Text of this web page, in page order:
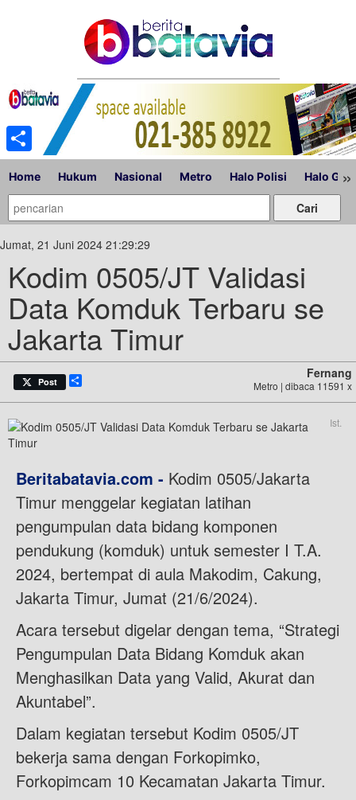
Home Hukum Nasional Metro Halo Polisi Halo »
Jumat, 21 Juni 2024 21:29:29
Kodim 0505/JT Validasi
Data Komduk Terbaru se
Jakarta Timur
Post
Fernang
Metro | dibaca 11591 x
Ist.
Beritabatavia.com - Kodim 0505/Jakarta
Timur menggelar kegiatan latihan
pengumpulan data bidang komponen
pendukung (komduk) untuk semester I T.A.
2024, bertempat di aula Makodim, Cakung,
Jakarta Timur, Jumat (21/6/2024).
Acara tersebut digelar dengan tema, “Strategi
Pengumpulan Data Bidang Komduk akan
Menghasilkan Data yang Valid, Akurat dan
Akuntabel”.
Dalam kegiatan tersebut Kodim 0505/JT
bekerja sama dengan Forkopimko,
Forkopimcam 10 Kecamatan Jakarta Timur.
Share